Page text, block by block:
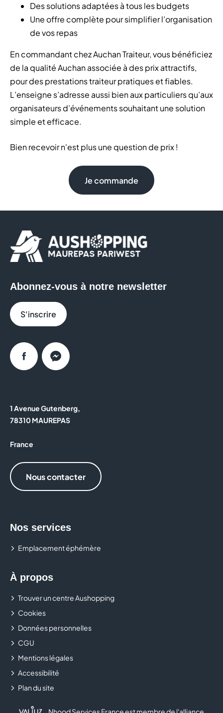
Des solutions adaptées à tous les budgets
Une offre complète pour simplifier l’organisation
de vos repas
En commandant chez Auchan Traiteur, vous bénéficiez
de la qualité Auchan associée à des prix attractifs,
pour des prestations traiteur pratiques et fiables.
L’enseigne s’adresse aussi bien aux particuliers qu’aux
organisateurs d’événements souhaitant une solution
simple et efficace.
Bien recevoir n'est plus une question de prix !
Je commande
1 Avenue Gutenberg,
78310 MAUREPAS
France
Nous contacter
Nos services
Emplacement éphémère
À propos
Trouver un centre Aushopping
Cookies
Données personnelles
CGU
Mentions légales
Accessibilité
Plan du site
Abonnez-vous à notre newsletter
S'inscrire
FacebookMessenger